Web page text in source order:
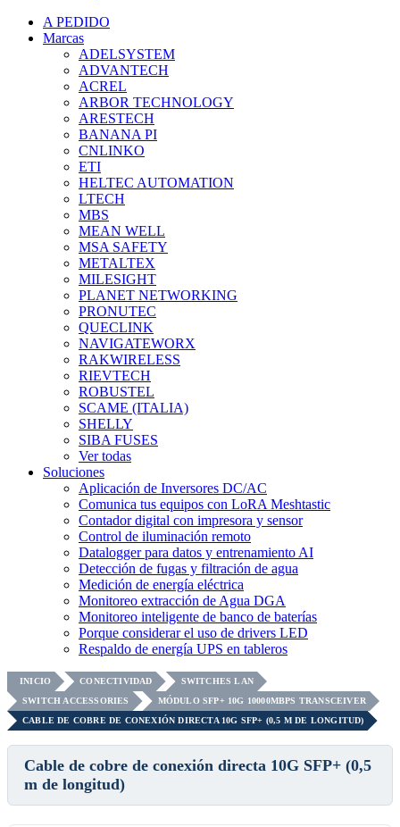
A PEDIDO
Marcas
ADELSYSTEM
ADVANTECH
ACREL
ARBOR TECHNOLOGY
ARESTECH
BANANA PI
CNLINKO
ETI
HELTEC AUTOMATION
LTECH
MBS
MEAN WELL
MSA SAFETY
METALTEX
MILESIGHT
PLANET NETWORKING
PRONUTEC
QUECLINK
NAVIGATEWORX
RAKWIRELESS
RIEVTECH
ROBUSTEL
SCAME (ITALIA)
SHELLY
SIBA FUSES
Ver todas
Soluciones
Aplicación de Inversores DC/AC
Comunica tus equipos con LoRA Meshtastic
Contador digital con impresora y sensor
Control de iluminación remoto
Datalogger para datos y entrenamiento AI
Detección de fugas y filtración de agua
Medición de energía eléctrica
Monitoreo extracción de Agua DGA
Monitoreo inteligente de banco de baterías
Porque considerar el uso de drivers LED
Respaldo de energía UPS en tableros
INICIO CONECTIVIDAD
SWITCHES LAN
SWITCH ACCESSORIES
MÓDULO SFP+ 10G 10000MBPS TRANSCEIVER
CABLE DE COBRE DE CONEXIÓN DIRECTA 10G SFP+ (0,5 M DE LONGITUD)
Cable de cobre de conexión directa 10G SFP+ (0,5
m de longitud)